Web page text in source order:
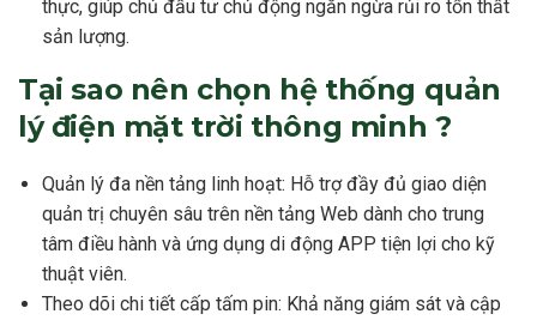
thực, giúp chủ đầu tư chủ động ngăn ngừa rủi ro tổn thất
sản lượng.
Tại sao nên chọn hệ thống quản
lý điện mặt trời thông minh ?
Quản lý đa nền tảng linh hoạt: Hỗ trợ đầy đủ giao diện
quản trị chuyên sâu trên nền tảng Web dành cho trung
tâm điều hành và ứng dụng di động APP tiện lợi cho kỹ
thuật viên.
Theo dõi chi tiết cấp tấm pin: Khả năng giám sát và cập